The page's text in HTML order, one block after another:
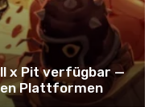
x Pit verfügbar —
Plattformen